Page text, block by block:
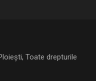
Toate drepturile